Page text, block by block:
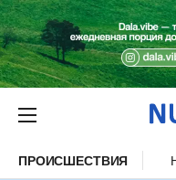
ПРОИСШЕСТВИЯ